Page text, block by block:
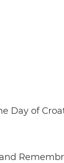
Day of